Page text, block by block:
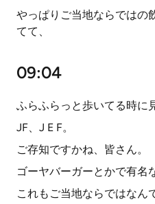
やっぱりご当地ならではの
てて、
09:04
ふらふらっと歩いてる時に
JF、J E F。
ご存知ですかね、皆さん。
ゴーヤバーガーとかで有名
これもご当地ならではなん